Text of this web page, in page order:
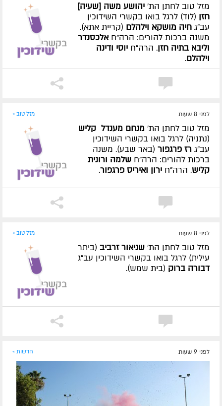
מזל טוב לחתן הת' יהושע משה [שעיה]
חזן (לוד) לרגל בואו בקשרי השידוכין
עב"ג חיה מושקא וילהלם (קריית אתא).
משנה ברכות להורים: הרה"חאלכסנדר
וליבא בתיה חזן. הרה"ח יוסי ודינה
וילהלם.
לפני 8 שעות מזל טוב »
מזל טוב לחתן הת' מנחם מענדל קליש
(נתניה) לרגל בואו בקשרי השידוכין
עב"ג רז פרגפור (באר שבע). משנה
ברכות להורים: הרה"ח שלמה ורונית
קליש. הרה"ח ירון ואיריס פרגפור.
לפני 8 שעות מזל טוב »
מזל טוב לחתן הת' שניאור זרביב (ביתר
עילית) לרגל בואו בקשרי השידוכין עב"ג
דבורה ברוק (בית שמש).
לפני 9 שעות חדשות »